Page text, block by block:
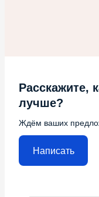
Расскажите,
лучше?
Ждём ваших
Написать